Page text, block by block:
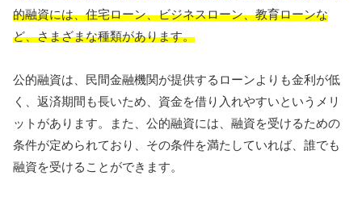
的融資には、住宅ローン、ビジネスローン、教育ローンな
ど、さまざまな種類があります。
公的融資は、民間金融機関が提供するローンよりも金利が低
く、返済期間も長いため、資金を借り入れやすいというメリ
ットがあります。また、公的融資には、融資を受けるための
条件が定められており、その条件を満たしていれば、誰でも
融資を受けることができます。